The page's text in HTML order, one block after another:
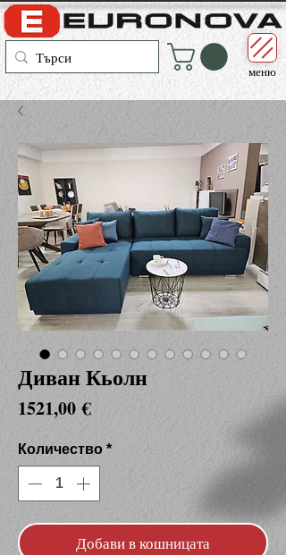
меню
Диван Кьолн
1521,00 €Цена
Количество *
Добави в кошницата